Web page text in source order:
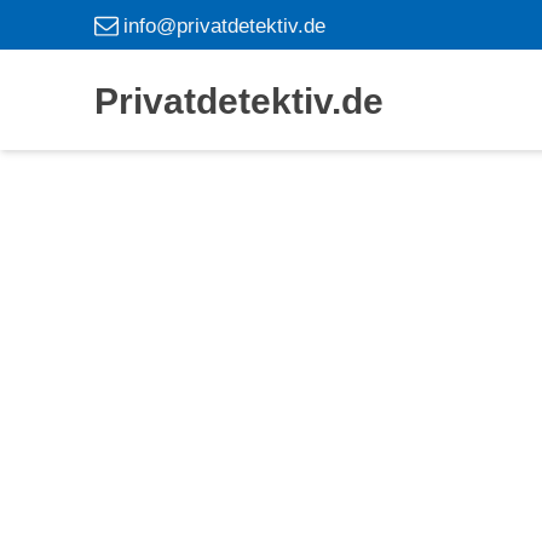
info@privatdetektiv.de
Privatdetektiv.de